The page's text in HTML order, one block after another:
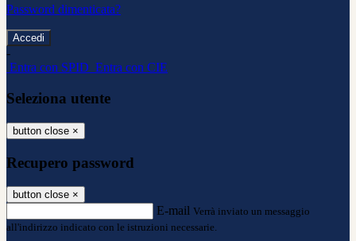
Password dimenticata?
-
Entra con SPID Entra con CIE
Seleziona utente
button close ×
Recupero password
button close ×
E-mail Verrà inviato un messaggio
all'indirizzo indicato con le istruzioni necessarie.